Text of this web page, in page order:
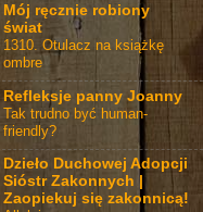
Mój ręcznie robiony
świat
1310. Otulacz na książkę
ombre
Refleksje panny Joanny
Tak trudno być human-
friendly?
Dzieło Duchowej Adopcji
Sióstr Zakonnych |
Zaopiekuj się zakonnicą!